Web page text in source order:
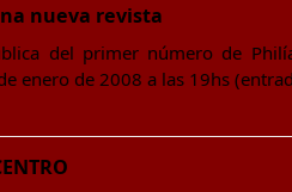
nueva revista
del primer número de
enero de 2008 a las 19hs